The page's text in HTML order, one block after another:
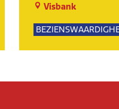
Visbank
KUNST EN CULTUUR